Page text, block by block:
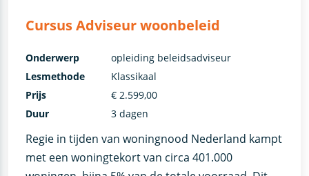
Cursus Adviseur woonbeleid
Regie in tijden van woningnood Nederland kampt
met een woningtekort van circa 401.000
Onderwerp
opleiding beleidsadviseur
Lesmethode
Klassikaal
Prijs
€ 2.599,00
Duur
3 dagen